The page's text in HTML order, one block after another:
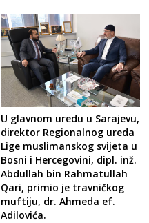
U glavnom uredu u Sarajevu,
direktor Regionalnog ureda
Lige muslimanskog svijeta u
Bosni i Hercegovini, dipl. inž.
Abdullah bin Rahmatullah
Qari, primio je travničkog
muftiju, dr. Ahmeda ef.
Adilovića.